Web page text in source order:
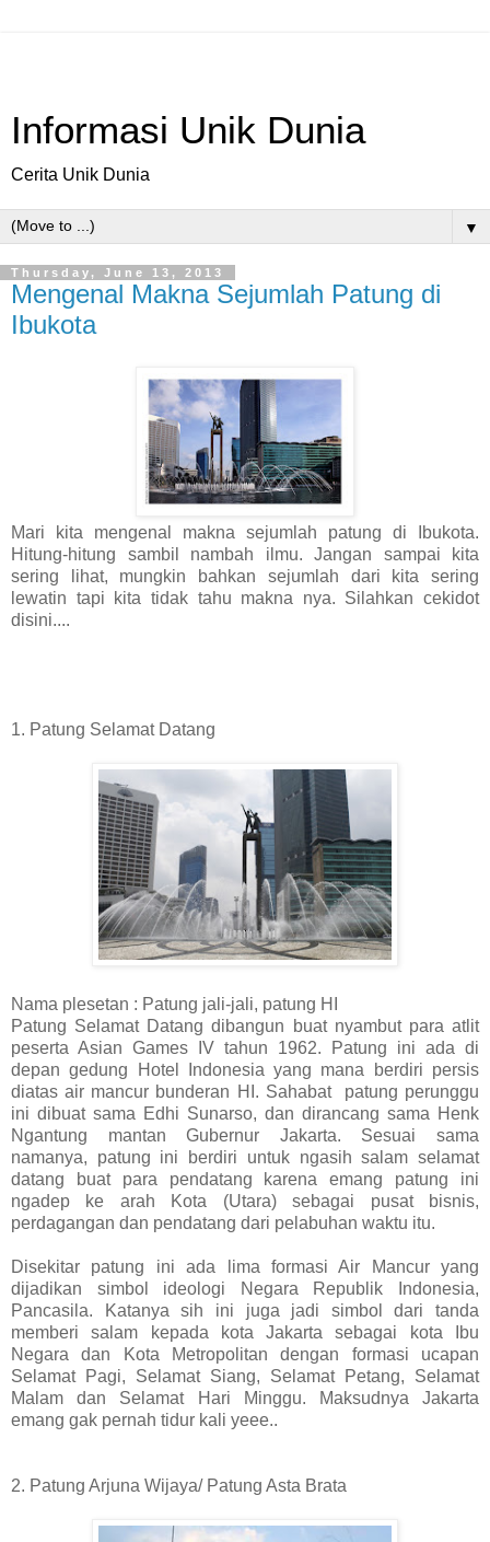
Informasi Unik Dunia
Cerita Unik Dunia
▼
Thursday, June 13, 2013
Mengenal Makna Sejumlah Patung di
Ibukota
Mari kita mengenal makna sejumlah patung di Ibukota.
Hitung-hitung sambil nambah ilmu. Jangan sampai kita
sering lihat, mungkin bahkan sejumlah dari kita sering
lewatin tapi kita tidak tahu makna nya. Silahkan cekidot
disini....
1. Patung Selamat Datang
Nama plesetan : Patung jali-jali, patung HI
Patung Selamat Datang dibangun buat nyambut para atlit
peserta Asian Games IV tahun 1962. Patung ini ada di
depan gedung Hotel Indonesia yang mana berdiri persis
diatas air mancur bunderan HI. Sahabat patung perunggu
ini dibuat sama Edhi Sunarso, dan dirancang sama Henk
Ngantung mantan Gubernur Jakarta. Sesuai sama
namanya, patung ini berdiri untuk ngasih salam selamat
datang buat para pendatang karena emang patung ini
ngadep ke arah Kota (Utara) sebagai pusat bisnis,
perdagangan dan pendatang dari pelabuhan waktu itu.
Disekitar patung ini ada lima formasi Air Mancur yang
dijadikan simbol ideologi Negara Republik Indonesia,
Pancasila. Katanya sih ini juga jadi simbol dari tanda
memberi salam kepada kota Jakarta sebagai kota Ibu
Negara dan Kota Metropolitan dengan formasi ucapan
Selamat Pagi, Selamat Siang, Selamat Petang, Selamat
Malam dan Selamat Hari Minggu. Maksudnya Jakarta
emang gak pernah tidur kali yeee..
2. Patung Arjuna Wijaya/ Patung Asta Brata